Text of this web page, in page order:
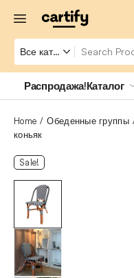
Распродажа!Каталог
Home Обеденные группы
коньяк
Sale!